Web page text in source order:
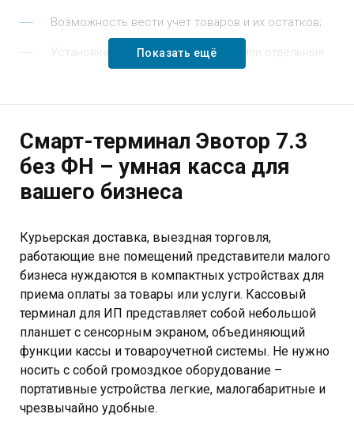
Возможность вести учет товаров и их остатков;
Установка скидки на всю покупку или отдельные
Управлять торговлей с мобильных устройств;
Смарт-карта Эвотора (miniSIM): Мегафон,
Вымпелком, МТС, Теле 2, СберТелеком,
Камера 5 МП;
Ресурс печатающего устройства - 100 км;
Диаметр ролика чековой ленты не более 51 мм;
Резак оснащен 2-мя стальными гребенками;
Аккумулятор оснащен 4 батареями с общей
мощностью 2600 мА·ч, хватает до 14 часов
автономной работы;
Показать ещё
Смарт-терминал Эвотор 7.3
без ФН – умная касса для
вашего бизнеса
Курьерская доставка, выездная торговля,
работающие вне помещений представители малого
бизнеса нуждаются в компактных устройствах для
приема оплаты за товары или услуги. Кассовый
терминал для ИП представляет собой небольшой
планшет с сенсорным экраном, объединяющий
функции кассы и товароучетной системы. Не нужно
носить с собой громоздкое оборудование –
портативные устройства легкие, малогабаритные и
чрезвычайно удобные.